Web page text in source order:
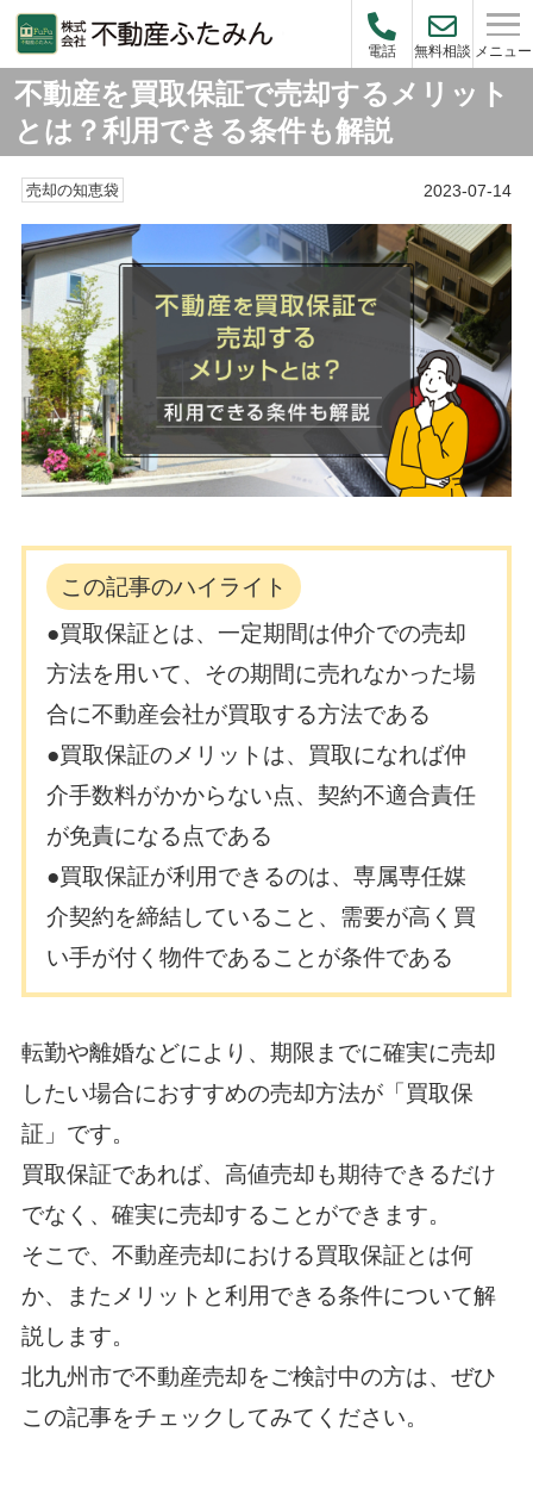
電話 無料相談 メニュー
不動産を買取保証で売却するメリット
とは？利用できる条件も解説
売却の知恵袋 2023-07-14
この記事のハイライト
●買取保証とは、一定期間は仲介での売却
方法を用いて、その期間に売れなかった場
合に不動産会社が買取する方法である
●買取保証のメリットは、買取になれば仲
介手数料がかからない点、契約不適合責任
が免責になる点である
●買取保証が利用できるのは、専属専任媒
介契約を締結していること、需要が高く買
い手が付く物件であることが条件である
転勤や離婚などにより、期限までに確実に売却
したい場合におすすめの売却方法が「買取保
証」です。
買取保証であれば、高値売却も期待できるだけ
でなく、確実に売却することができます。
そこで、不動産売却における買取保証とは何
か、またメリットと利用できる条件について解
説します。
北九州市で不動産売却をご検討中の方は、ぜひ
この記事をチェックしてみてください。